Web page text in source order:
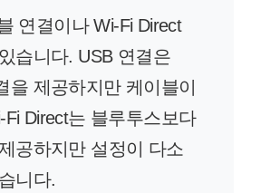
연결이나 Wi-Fi Direct
습니다. USB 연결은
을 제공하지만 케이블이
Fi Direct는 블루투스보다
공하지만 설정이 다소
니다.